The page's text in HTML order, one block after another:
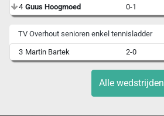
4 Guus Hoogmoed 0-1
TV Overhout senioren enkel tennisladder
3 Martin Bartek 2-0
Alle wedstrijden